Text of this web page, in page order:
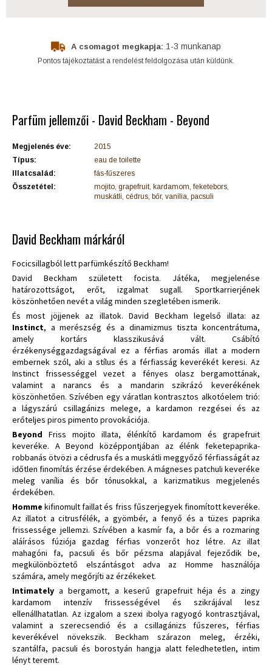
A csomagot megkapja: 1-3 munkanap
Pontos tájékoztatást a rendelést feldolgozása után küldünk.
Parfüm jellemzői - David Beckham - Beyond
Megjelenés éve:
2015
Típus:
eau de toilette
Illatcsalád:
fás-fűszeres
Összetétel:
mojito, grapefruit, kardamom, feketebors,
muskátli, cédrus, bőr, vanília, pacsuli
David Beckham márkáról
Focicsillagból lett parfümkészítő Beckham!
David Beckham született focista. Játéka, megjelenése
határozottságot, erőt, izgalmat sugall. Sportkarrierjének
köszönhetően nevét a világ minden szegletében ismerik.
És most jöjjenek az illatok. David Beckham legelső illata: az
Instinct, a merészség és a dinamizmus tiszta koncentrátuma,
amely kortárs klasszikusává vált. Csábító
érzékenységgazdagságával ez a férfias aromás illat a modern
embernek szól, aki a stílus és a férfiasság keverékét keresi. Az
Instinct frissességgel vezet a fényes olasz bergamottának,
valamint a narancs és a mandarin szikrázó keverékének
köszönhetően. Szívében egy váratlan kontrasztos alkotóelem trió:
a lágyszárú csillagánizs melege, a kardamon rezgései és az
erőteljes piros pimento provokációja.
Beyond Friss mojito illata, élénkítő kardamom és grapefruit
keveréke. A Beyond középpontjában az élénk feketepaprika-
robbanás ötvözi a cédrusfa és a muskátli meggyőző férfiasságát az
időtlen finomítás érzése érdekében. A mágneses patchuli keveréke
meleg vanília és bőr tónusokkal, a karizmatikus megjelenés
érdekében.
Homme kifinomult faillat és friss fűszerjegyek finomított keveréke.
Az illatot a citrusfélék, a gyömbér, a fenyő és a tüzes paprika
frissessége jellemzi. Szívében a kasmír fa, a bőr és a rozmaring
aláírásos fúziója gazdag férfias vonzerőt hoz létre. Az illat
mahagóni fa, pacsuli és bőr pézsma alapjával fejeződik be,
megkülönböztető elszántásgot adva az Homme használója
számára, amely megőrjíti az érzékeket.
Intimately a bergamott, a keserű grapefruit héja és a zingy
kardamom intenzív frissességével és szikrájával lesz
ellenállhatatlan. Az izgalom a szexi ibolya ragyogó kontrasztjával,
valamint a szerecsendió és a csillagánizs fűszeres, férfias
keverékével növekszik. Beckham szárazon meleg, érzéki,
szantálfa, pacsuli és borostyán hangja alatt feledhetetlen, intim
lényt teremt.